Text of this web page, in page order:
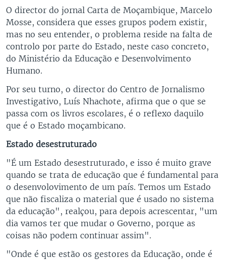
O director do jornal Carta de Moçambique, Marcelo
Mosse, considera que esses grupos podem existir,
mas no seu entender, o problema reside na falta de
controlo por parte do Estado, neste caso concreto,
do Ministério da Educação e Desenvolvimento
Humano.
Por seu turno, o director do Centro de Jornalismo
Investigativo, Luís Nhachote, afirma que o que se
passa com os livros escolares, é o reflexo daquilo
que é o Estado moçambicano.
Estado desestruturado
"É um Estado desestruturado, e isso é muito grave
quando se trata de educação que é fundamental para
o desenvolovimento de um país. Temos um Estado
que não fiscaliza o material que é usado no sistema
da educação", realçou, para depois acrescentar, "um
dia vamos ter que mudar o Governo, porque as
coisas não podem continuar assim".
"Onde é que estão os gestores da Educação, onde é